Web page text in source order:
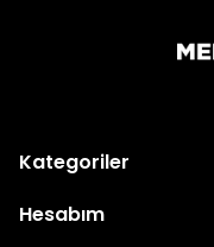
Kategoriler
Hesabım